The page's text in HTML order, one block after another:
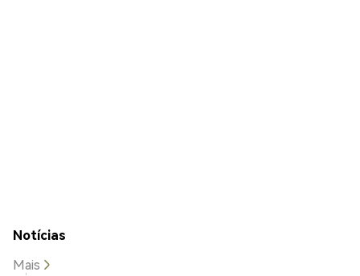
Notícias
Mais